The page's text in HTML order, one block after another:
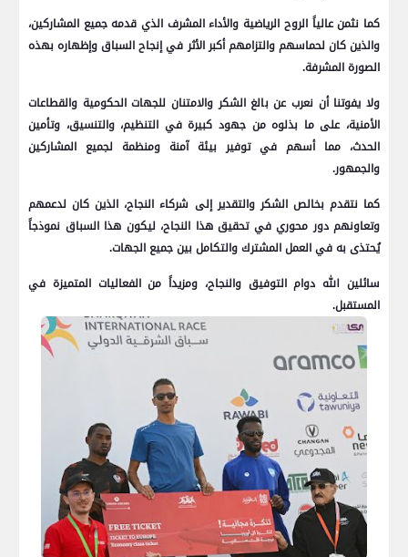
كما نثمن عالياً الروح الرياضية والأداء المشرف الذي قدمه جميع المشاركين،
والذين كان لحماسهم والتزامهم أكبر الأثر في إنجاح السباق وإظهاره بهذه
الصورة المشرفة.
ولا يفوتنا أن نعرب عن بالغ الشكر والامتنان للجهات الحكومية والقطاعات
الأمنية، على ما بذلوه من جهود كبيرة في التنظيم، والتنسيق، وتأمين
الحدث، مما أسهم في توفير بيئة آمنة ومنظمة لجميع المشاركين
والجمهور.
كما نتقدم بخالص الشكر والتقدير إلى شركاء النجاح، الذين كان لدعمهم
وتعاونهم دور محوري في تحقيق هذا النجاح، ليكون هذا السباق نموذجاً
يُحتذى به في العمل المشترك والتكامل بين جميع الجهات.
سائلين الله دوام التوفيق والنجاح، ومزيداً من الفعاليات المتميزة في
المستقبل.